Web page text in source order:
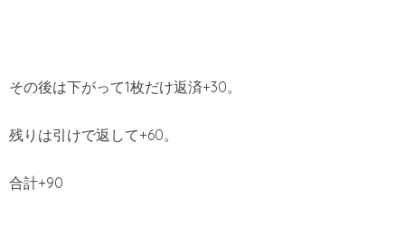
その後は下がって1枚だけ返済+30。
残りは引けで返して+60。
合計+90